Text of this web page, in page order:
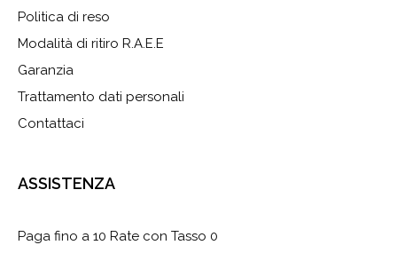
Politica di reso
Modalità di ritiro R.A.E.E
Garanzia
Trattamento dati personali
Contattaci
ASSISTENZA
Paga fino a 10 Rate con Tasso 0